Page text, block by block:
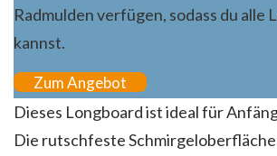
Radmulden verfügen, sodass du alle
kannst.
Zum Angebot
Dieses Longboard ist ideal für
Die rutschfeste